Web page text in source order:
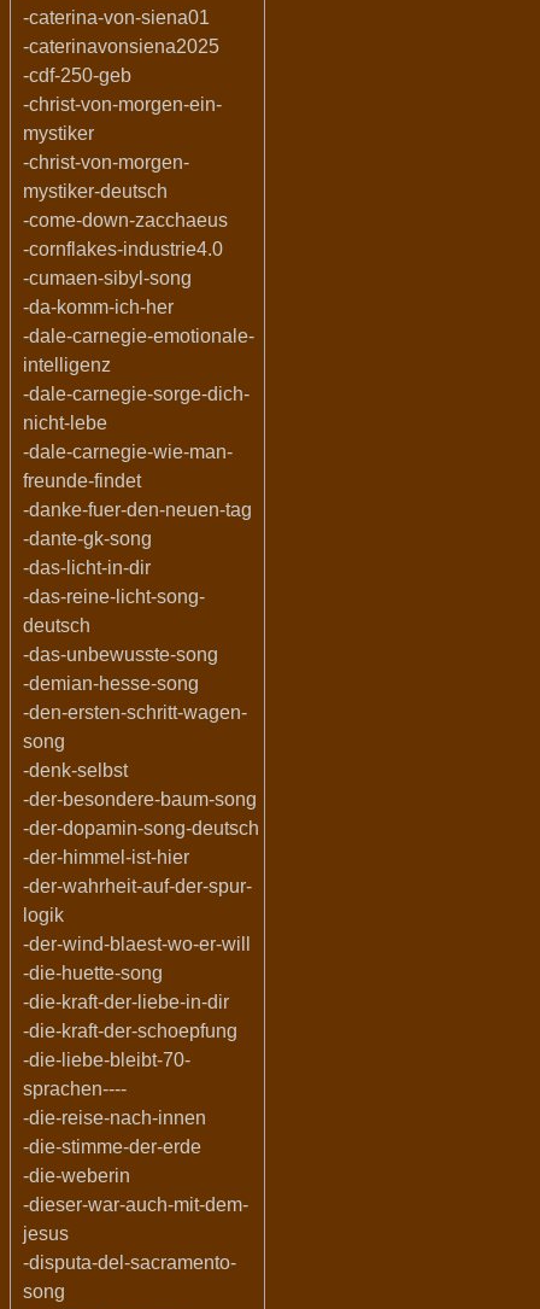
-caterina-von-siena01
-caterinavonsiena2025
-cdf-250-geb
-christ-von-morgen-ein-
mystiker
-christ-von-morgen-
mystiker-deutsch
-come-down-zacchaeus
-cornflakes-industrie4.0
-cumaen-sibyl-song
-da-komm-ich-her
-dale-carnegie-emotionale-
intelligenz
-dale-carnegie-sorge-dich-
nicht-lebe
-dale-carnegie-wie-man-
freunde-findet
-danke-fuer-den-neuen-tag
-dante-gk-song
-das-licht-in-dir
-das-reine-licht-song-
deutsch
-das-unbewusste-song
-demian-hesse-song
-den-ersten-schritt-wagen-
song
-denk-selbst
-der-besondere-baum-song
-der-dopamin-song-deutsch
-der-himmel-ist-hier
-der-wahrheit-auf-der-spur-
logik
-der-wind-blaest-wo-er-will
-die-huette-song
-die-kraft-der-liebe-in-dir
-die-kraft-der-schoepfung
-die-liebe-bleibt-70-
sprachen----
-die-reise-nach-innen
-die-stimme-der-erde
-die-weberin
-dieser-war-auch-mit-dem-
jesus
-disputa-del-sacramento-
song